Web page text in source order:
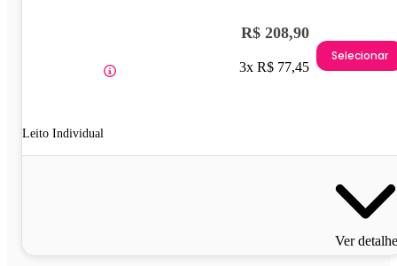
Leito Individual
R$ 208,90
3x R$ 77,45
Selecionar
Ver